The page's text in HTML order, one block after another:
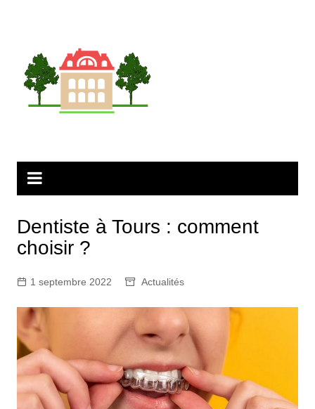
Dentiste à Tours : comment
choisir ?
1 septembre 2022 Actualités